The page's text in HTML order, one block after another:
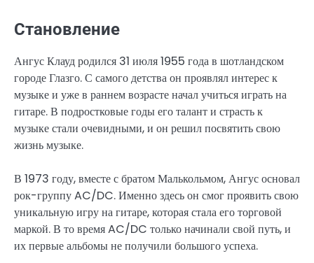
Становление
Ангус Клауд родился 31 июля 1955 года в шотландском
городе Глазго. С самого детства он проявлял интерес к
музыке и уже в раннем возрасте начал учиться играть на
гитаре. В подростковые годы его талант и страсть к
музыке стали очевидными, и он решил посвятить свою
жизнь музыке.
В 1973 году, вместе с братом Малькольмом, Ангус основал
рок-группу AC/DC. Именно здесь он смог проявить свою
уникальную игру на гитаре, которая стала его торговой
маркой. В то время AC/DC только начинали свой путь, и
их первые альбомы не получили большого успеха.